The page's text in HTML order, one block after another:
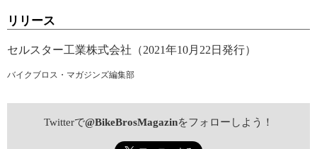
リリース
セルスター工業株式会社（2021年10月22日発行）
バイクブロス・マガジンズ編集部
Twitterで@BikeBrosMagazinをフォローしよう！